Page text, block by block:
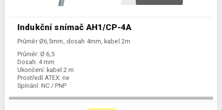
Indukční snímač AH1/CP-4A
Průměr Ø6,5mm, dosah 4mm, kabel 2m
Průměr: Ø 6,5
Dosah: 4 mm
Ukončení: kabel 2 m
Prostředí ATEX: ne
Spínání: NC / PNP